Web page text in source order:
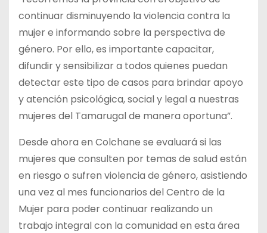
continuar disminuyendo la violencia contra la
mujer e informando sobre la perspectiva de
género. Por ello, es importante capacitar,
difundir y sensibilizar a todos quienes puedan
detectar este tipo de casos para brindar apoyo
y atención psicológica, social y legal a nuestras
mujeres del Tamarugal de manera oportuna”.
Desde ahora en Colchane se evaluará si las
mujeres que consulten por temas de salud están
en riesgo o sufren violencia de género, asistiendo
una vez al mes funcionarios del Centro de la
Mujer para poder continuar realizando un
trabajo integral con la comunidad en esta área